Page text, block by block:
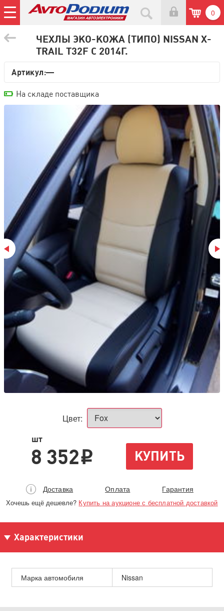
0
ЧЕХЛЫ ЭКО-КОЖА (ТИПО) NISSAN X-
TRAIL Т32F С 2014Г.
Артикул:—
Цвет:
шт
8 352i КУПИТЬ
Доставка Оплата Гарантия
Хочешь ещё дешевле? Купить на аукционе с бесплатной доставкой
На складе поставщика
Характеристики
Марка автомобиля Nissan